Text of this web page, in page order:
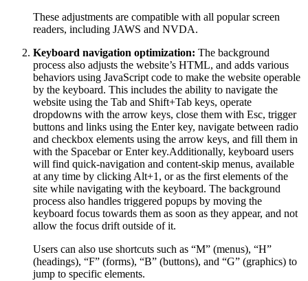
These adjustments are compatible with all popular screen
readers, including JAWS and NVDA.
Keyboard navigation optimization: The background
process also adjusts the website’s HTML, and adds various
behaviors using JavaScript code to make the website operable
by the keyboard. This includes the ability to navigate the
website using the Tab and Shift+Tab keys, operate
dropdowns with the arrow keys, close them with Esc, trigger
buttons and links using the Enter key, navigate between radio
and checkbox elements using the arrow keys, and fill them in
with the Spacebar or Enter key.Additionally, keyboard users
will find quick-navigation and content-skip menus, available
at any time by clicking Alt+1, or as the first elements of the
site while navigating with the keyboard. The background
process also handles triggered popups by moving the
keyboard focus towards them as soon as they appear, and not
allow the focus drift outside of it.
Users can also use shortcuts such as “M” (menus), “H”
(headings), “F” (forms), “B” (buttons), and “G” (graphics) to
jump to specific elements.